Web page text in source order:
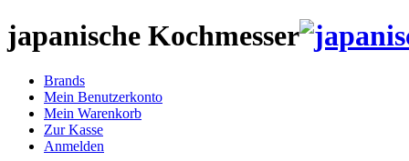
japanische Kochmesser
Brands
Mein Benutzerkonto
Mein Warenkorb
Zur Kasse
Anmelden